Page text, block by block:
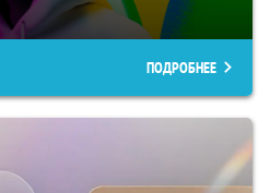
ПОДРОБНЕЕ